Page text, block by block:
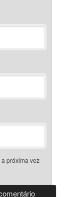
próxima vez